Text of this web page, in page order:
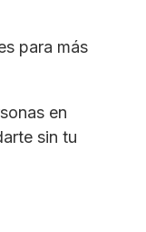
para más
en
sin tu